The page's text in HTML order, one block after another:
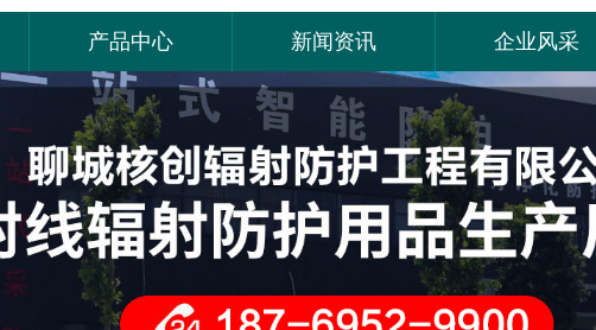
产品中心 新闻资讯 企业风采